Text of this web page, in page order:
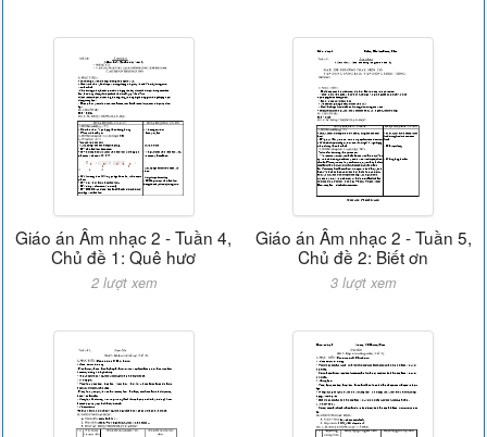
Giáo án Âm nhạc 2 - Tuần 4,
Chủ đề 1: Quê hươ
2 lượt xem
Giáo án Âm nhạc 2 - Tuần 5,
Chủ đề 2: Biết ơn
3 lượt xem